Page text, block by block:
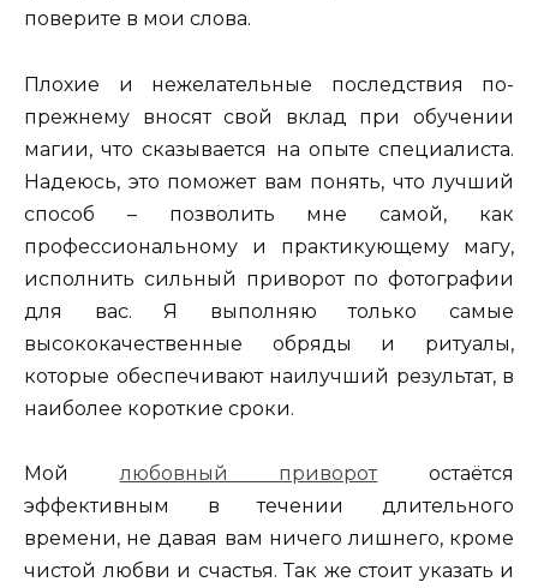
поверите в мои слова.
Плохие и нежелательные последствия по-
прежнему вносят свой вклад при обучении
магии, что сказывается на опыте специалиста.
Надеюсь, это поможет вам понять, что лучший
способ – позволить мне самой, как
профессиональному и практикующему магу,
исполнить сильный приворот по фотографии
для вас. Я выполняю только самые
высококачественные обряды и ритуалы,
которые обеспечивают наилучший результат, в
наиболее короткие сроки.
Мой любовный приворотостаётся
эффективным в течении длительного
времени, не давая вам ничего лишнего, кроме
чистой любви и счастья. Так же стоит указать и